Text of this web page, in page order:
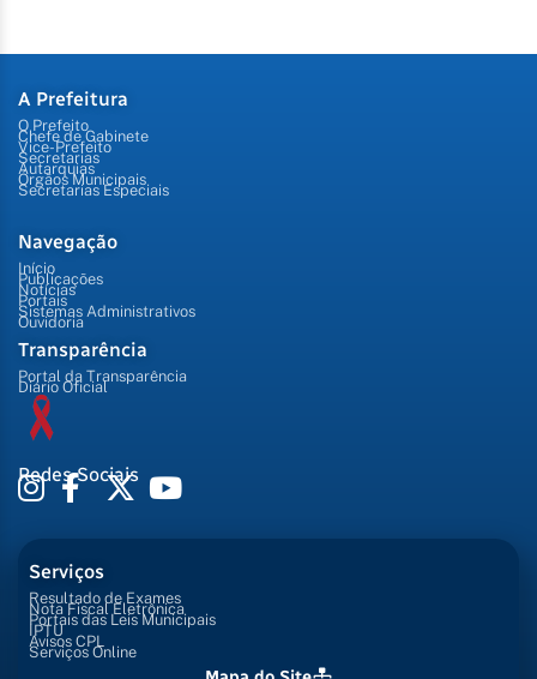
A Prefeitura
O Prefeito
Chefe de Gabinete
Vice-Prefeito
Secretarias
Autarquias
Órgãos Municipais
Secretarias Especiais
Navegação
Início
Publicações
Notícias
Portais
Sistemas Administrativos
Ouvidoria
Transparência
Portal da Transparência
Diário Oficial
Redes Sociais
Serviços
Resultado de Exames
Nota Fiscal Eletrônica
Portais das Leis Municipais
IPTU
Avisos CPL
Serviços Online